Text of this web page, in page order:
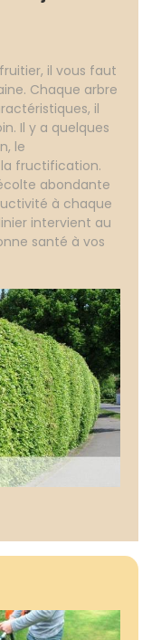
il vous faut
Chaque arbre
il
Il y a quelques
le
fructification.
abondante
à chaque
intervient au
santé à vos